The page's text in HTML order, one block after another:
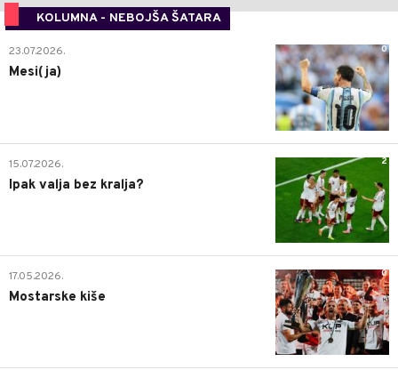
KOLUMNA - NEBOJŠA ŠATARA
0
23.07.2026.
Mesi(ja)
2
15.07.2026.
Ipak valja bez kralja?
0
17.05.2026.
Mostarske kiše